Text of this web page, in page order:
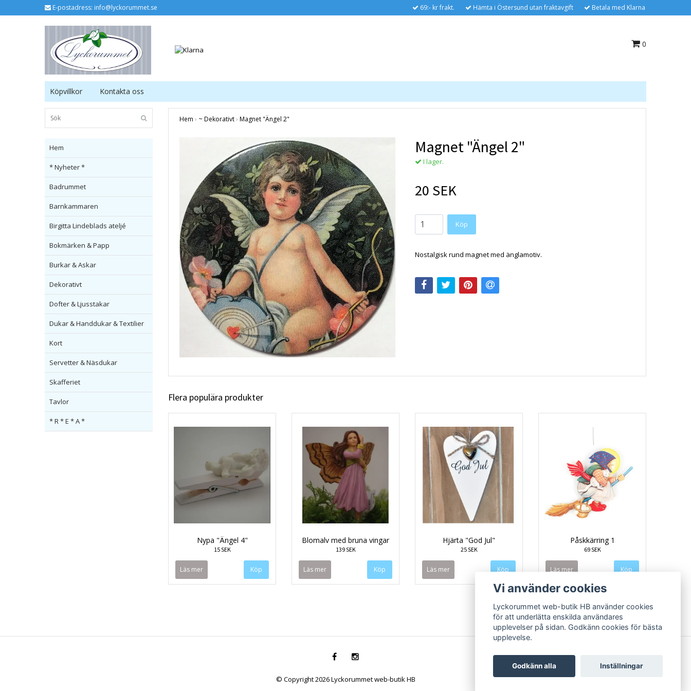
E-postadress: info@lyckorummet.se 69:- kr frakt. Hämta i Östersund utan fraktavgift Betala med Klarna
0
Köpvillkor Kontakta oss
Hem
* Nyheter *
Badrummet
Barnkammaren
Birgitta Lindeblads ateljé
Bokmärken & Papp
Burkar & Askar
Dekorativt
Dofter & Ljusstakar
Dukar & Handdukar & Textilier
Kort
Servetter & Näsdukar
Skafferiet
Tavlor
* R * E * A *
Hem › ~ Dekorativt› Magnet "Ängel 2"
Magnet "Ängel 2"
I lager.
20 SEK
Köp
Nostalgisk rund magnet med änglamotiv.
Flera populära produkter
Nypa "Ängel 4"
15 SEK
Läs mer
Blomalv med bruna vingar
139 SEK
Läs mer
Hjärta "God Jul"
25 SEK
Läs mer
Påskkärring 1
69 SEK
Läs mer
© Copyright 2026 Lyckorummet web-butik HB
Vi använder cookies
Lyckorummet web-butik HB använder cookies
för att underlätta enskilda användares
upplevelser på sidan. Godkänn cookies för bästa
upplevelse.
Godkänn alla Inställningar